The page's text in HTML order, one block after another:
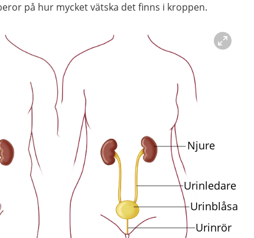
på hur mycket vätska det finns i kroppen.